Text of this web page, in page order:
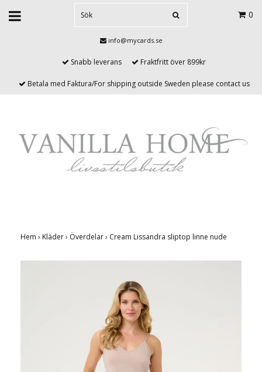
0
info@mycards.se
Snabb leverans Fraktfritt över 899kr
Betala med Faktura/For shipping outside Sweden please contact us
Hem › Kläder› Överdelar› Cream Lissandra sliptop linne nude